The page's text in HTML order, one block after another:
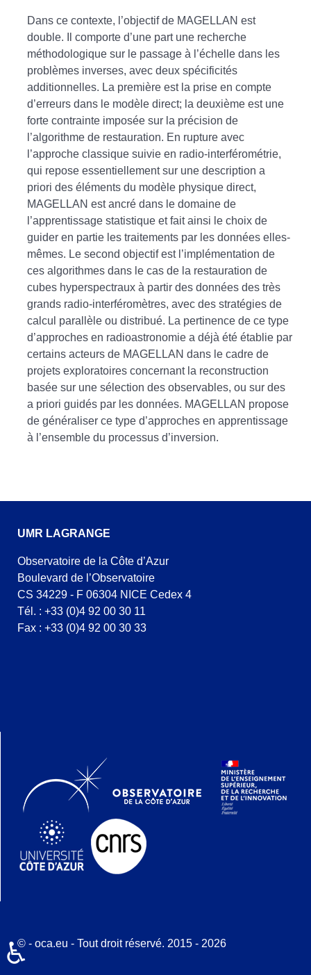
Dans ce contexte, l’objectif de MAGELLAN est
double. Il comporte d’une part une recherche
méthodologique sur le passage à l’échelle dans les
problèmes inverses, avec deux spécificités
additionnelles. La première est la prise en compte
d’erreurs dans le modèle direct; la deuxième est une
forte contrainte imposée sur la précision de
l’algorithme de restauration. En rupture avec
l’approche classique suivie en radio-interférométrie,
qui repose essentiellement sur une description a
priori des éléments du modèle physique direct,
MAGELLAN est ancré dans le domaine de
l’apprentissage statistique et fait ainsi le choix de
guider en partie les traitements par les données elles-
mêmes. Le second objectif est l’implémentation de
ces algorithmes dans le cas de la restauration de
cubes hyperspectraux à partir des données des très
grands radio-interféromètres, avec des stratégies de
calcul parallèle ou distribué. La pertinence de ce type
d’approches en radioastronomie a déjà été établie par
certains acteurs de MAGELLAN dans le cadre de
projets exploratoires concernant la reconstruction
basée sur une sélection des observables, ou sur des
a priori guidés par les données. MAGELLAN propose
de généraliser ce type d’approches en apprentissage
à l’ensemble du processus d’inversion.
UMR LAGRANGE
Observatoire de la Côte d’Azur
Boulevard de l’Observatoire
CS 34229 - F 06304 NICE Cedex 4
Tél. : +33 (0)4 92 00 30 11
Fax : +33 (0)4 92 00 30 33
© - oca.eu - Tout droit réservé. 2015 - 2026